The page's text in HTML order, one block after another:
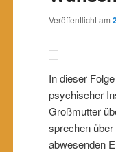
Veröffentlicht am
In dieser
psychischer
Großmutter
sprechen
abwesenden